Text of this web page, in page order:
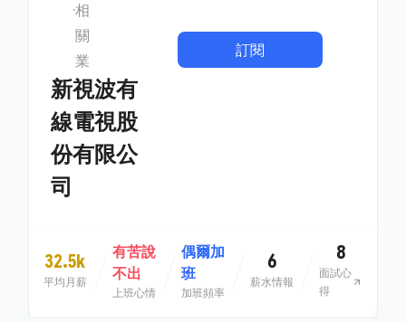
相
關
業
新視波有
線電視股
份有限公
司
訂閱
32.5k
平均月薪
有苦說
不出
上班心情
偶爾加
班
加班頻率
6
薪水情報
8
面試心
得